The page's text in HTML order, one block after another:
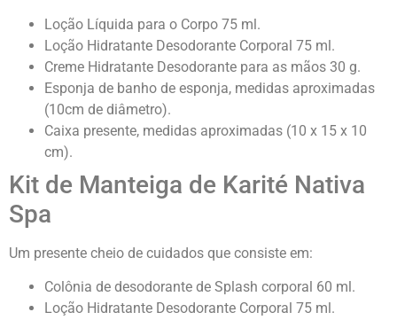
Loção Líquida para o Corpo 75 ml.
Loção Hidratante Desodorante Corporal 75 ml.
Creme Hidratante Desodorante para as mãos 30 g.
Esponja de banho de esponja, medidas aproximadas
(10cm de diâmetro).
Caixa presente, medidas aproximadas (10 x 15 x 10
cm).
Kit de Manteiga de Karité Nativa
Spa
Um presente cheio de cuidados que consiste em:
Colônia de desodorante de Splash corporal 60 ml.
Loção Hidratante Desodorante Corporal 75 ml.